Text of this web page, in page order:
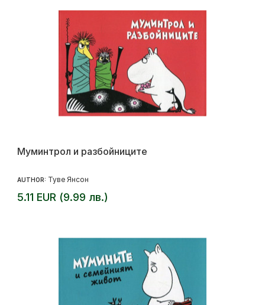
Муминтрол и разбойниците
AUTHOR: Туве Янсон
5.11 EUR (9.99 лв.)